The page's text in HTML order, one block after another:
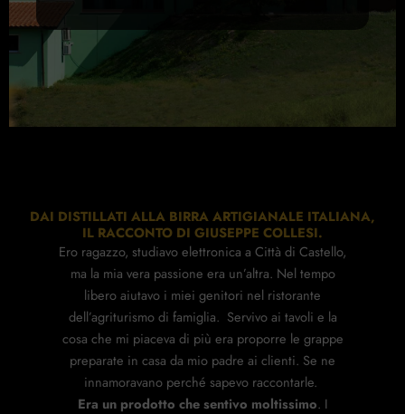
DAI DISTILLATI ALLA BIRRA ARTIGIANALE ITALIANA,
IL RACCONTO DI GIUSEPPE COLLESI.
Ero ragazzo, studiavo elettronica a Città di Castello,
ma la mia vera passione era un’altra. Nel tempo
libero aiutavo i miei genitori nel ristorante
dell’agriturismo di famiglia. Servivo ai tavoli e la
cosa che mi piaceva di più era proporre le grappe
preparate in casa da mio padre ai clienti. Se ne
innamoravano perché sapevo raccontarle.
Era un prodotto che sentivo moltissimo. I